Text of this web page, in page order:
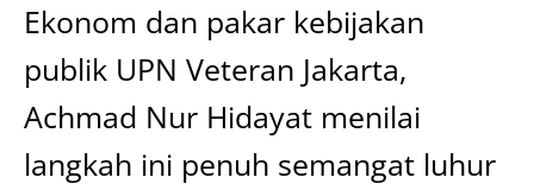
Ekonom dan pakar kebijakan
publik UPN Veteran Jakarta,
Achmad Nur Hidayat menilai
langkah ini penuh semangat luhur